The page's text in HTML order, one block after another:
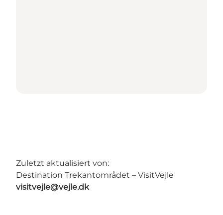
Zuletzt aktualisiert von:
Destination Trekantområdet – VisitVejle
visitvejle@vejle.dk